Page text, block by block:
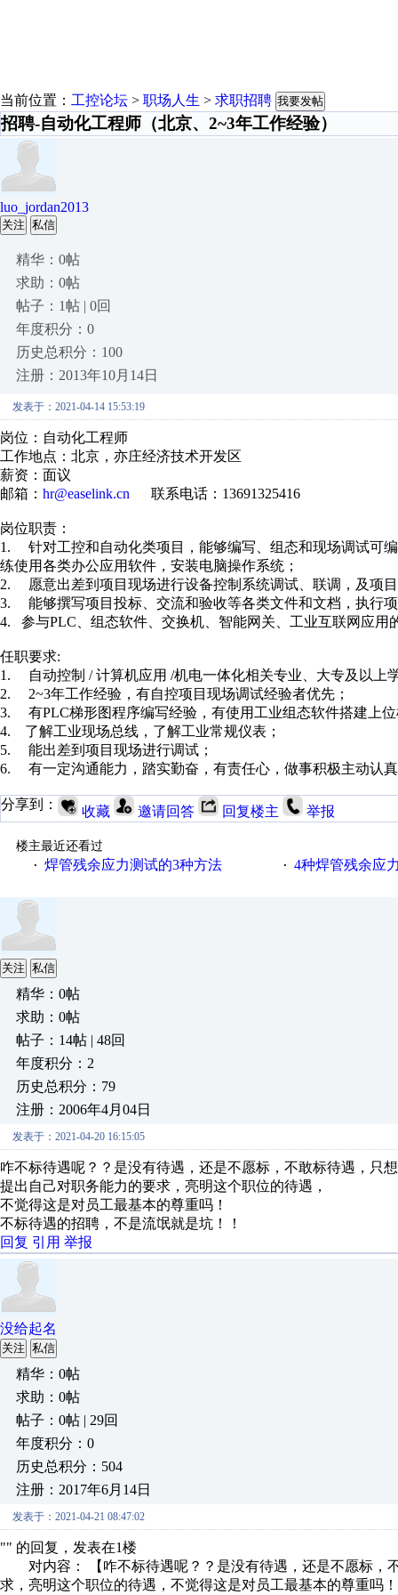
当前位置： 工控论坛 > 职场人生 > 求职招聘 我要发帖
招聘-自动化工程师（北京、2~3年工作经验）
luo_jordan2013
关注 私信
精华：0帖
求助：0帖
帖子：1帖 | 0回
年度积分：0
历史总积分：100
注册：2013年10月14日
发表于：2021-04-14 15:53:19
岗位：自动化工程师
工作地点：北京，亦庄经济技术开发区
薪资：面议
邮箱： hr@easelink.cn 联系电话：13691325416
岗位职责：
1. 针对工控和自动化类项目，能够编写、组态和现场调试可
练使用各类办公应用软件，安装电脑操作系统；
2. 愿意出差到项目现场进行设备控制系统调试、联调，及项
3. 能够撰写项目投标、交流和验收等各类文件和文档，执行
4. 参与PLC、组态软件、交换机、智能网关、工业互联网应用
任职要求:
1. 自动控制 / 计算机应用 /机电一体化相关专业、大专及以上
2. 2~3年工作经验，有自控项目现场调试经验者优先；
3. 有PLC梯形图程序编写经验，有使用工业组态软件搭建上
4. 了解工业现场总线，了解工业常规仪表；
5. 能出差到项目现场进行调试；
6. 有一定沟通能力，踏实勤奋，有责任心，做事积极主动认
分享到： 收藏 邀请回答 回复楼主 举报
楼主最近还看过
· 焊管残余应力测试的3种方法 · 4种焊管残余应
关注 私信
精华：0帖
求助：0帖
帖子：14帖 | 48回
年度积分：2
历史总积分：79
注册：2006年4月04日
发表于：2021-04-20 16:15:05
咋不标待遇呢？？是没有待遇，还是不愿标，不敢标待遇，只
提出自己对职务能力的要求，亮明这个职位的待遇，
不觉得这是对员工最基本的尊重吗！
不标待遇的招聘，不是流氓就是坑！！
回复 引用 举报
没给起名
关注 私信
精华：0帖
求助：0帖
帖子：0帖 | 29回
年度积分：0
历史总积分：504
注册：2017年6月14日
发表于：2021-04-21 08:47:02
"" 的回复，发表在1楼
对内容： 【咋不标待遇呢？？是没有待遇，还是不愿标，
求，亮明这个职位的待遇，不觉得这是对员工最基本的尊重吗